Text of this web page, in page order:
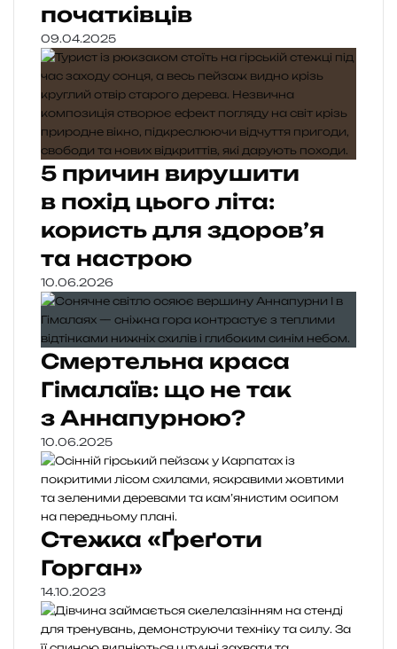
початківців
09.04.2025
5 причин вирушити
в похід цього літа:
користь для здоров’я
та настрою
10.06.2026
Смертельна краса
Гімалаїв: що не так
з Аннапурною?
10.06.2025
Стежка «Ґреґоти
Горган»
14.10.2023